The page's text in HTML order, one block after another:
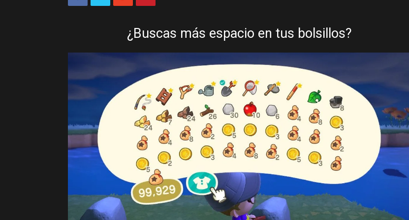
¿Buscas más espacio en tus bolsillos?